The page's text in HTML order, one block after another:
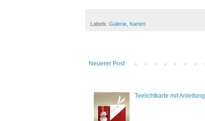
Labels: Galerie Karten
Neuerer Post
Teelichtkarte mit Anleitung